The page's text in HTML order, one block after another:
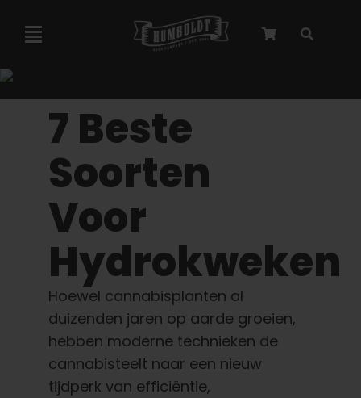
naar
Navigatie
Marley-samenwerking
Gefeminiseerde zaden
Autoflower zaden
Triploïde zaden
Tuinzaden
Leer
7 Beste
Soorten
Voor
Hydrokweken
Hoewel cannabisplanten al
duizenden jaren op aarde groeien,
hebben moderne technieken de
cannabisteelt naar een nieuw
tijdperk van efficiëntie,